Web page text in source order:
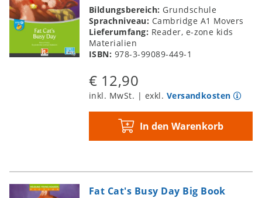
Bildungsbereich: Grundschule
Sprachniveau: Cambridge A1 Movers
Lieferumfang: Reader, e-zone kids
Materialien
ISBN: 978-3-99089-449-1
€ 12,90
inkl. MwSt. | exkl. Versandkosten
In den Warenkorb
Fat Cat's Busy Day Big Book